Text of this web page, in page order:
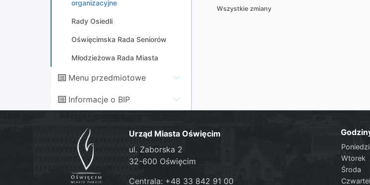
organizacyjne
Rady Osiedli
Oświęcimska Rada Seniorów
Młodzieżowa Rada Miasta
Menu przedmiotowe
Informacje o BIP
Wszystkie zmiany
Urząd Miasta Oświęcim
ul. Zaborska 2
32-600 Oświęcim
Centrala: +48 33 842 91 00
Wtorek
Środa